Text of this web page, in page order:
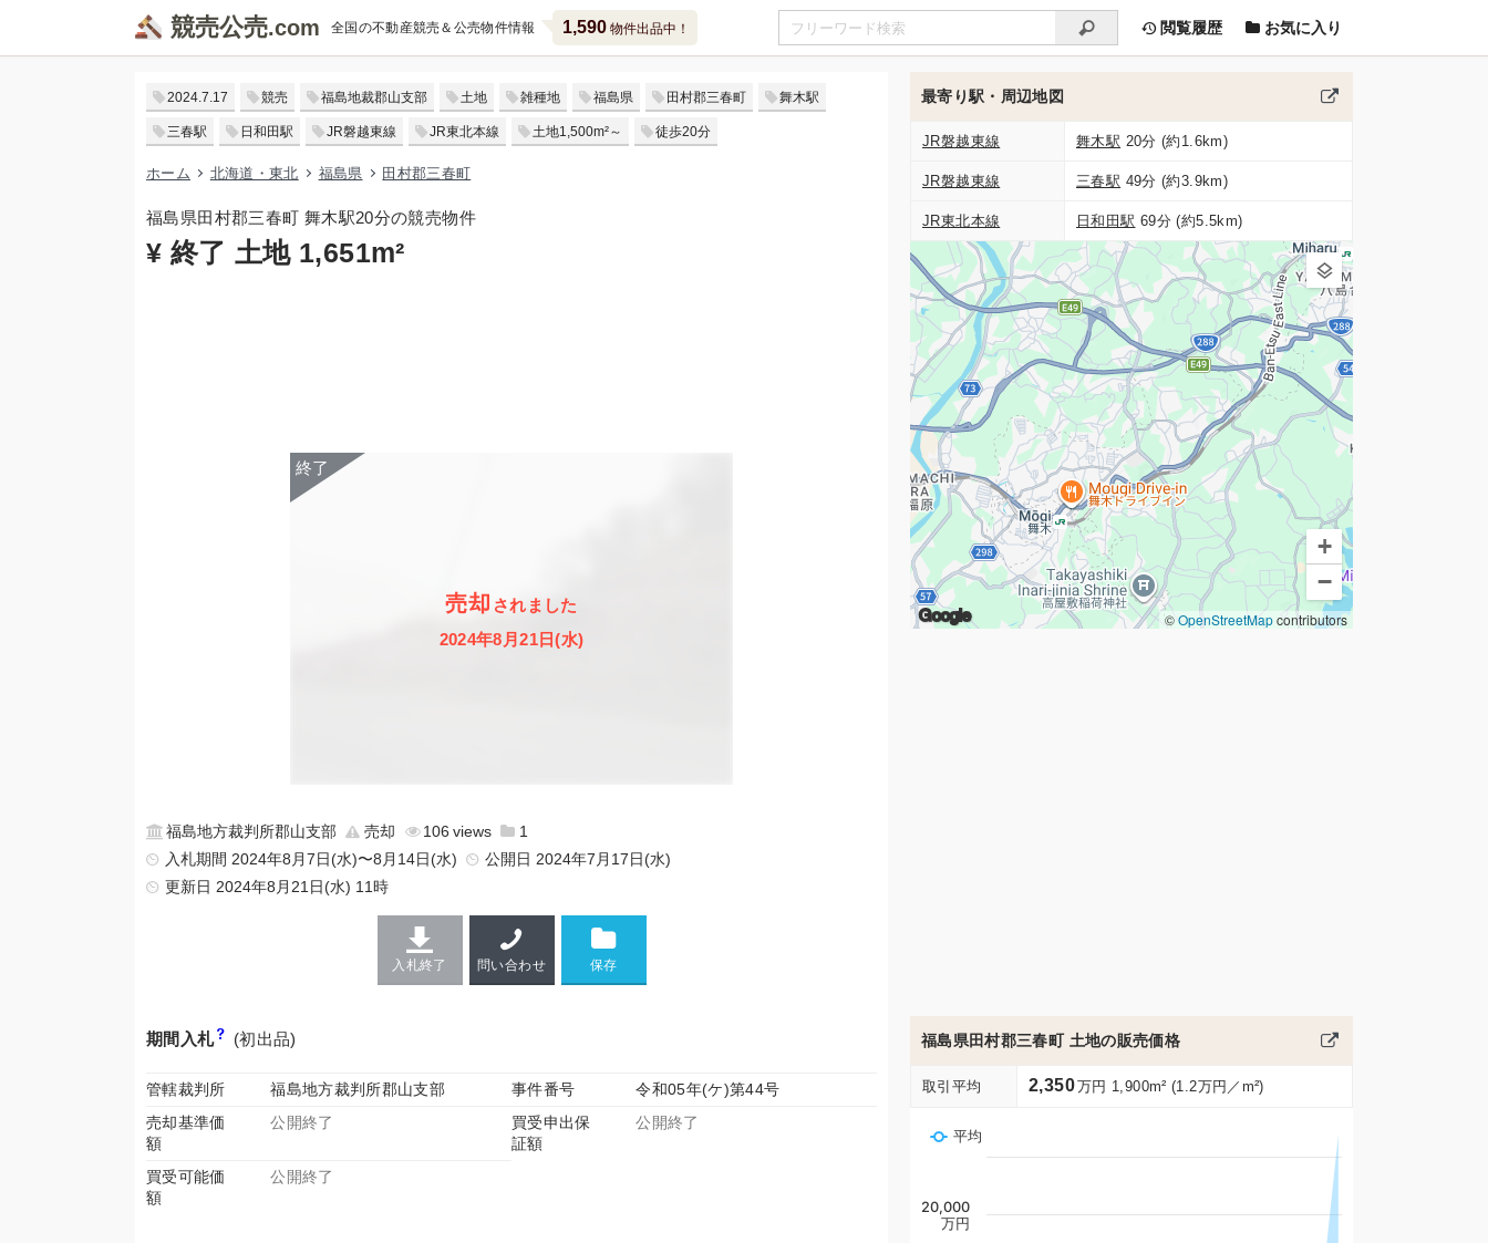
競売公売 全国の不動産競売＆公売物件情報 1,590物件出品中！ 閲覧履歴 お気に入り
2024.7.17 競売 福島地裁郡山支部 土地 雑種地 福島県 田村郡三春町 舞木駅
三春駅 日和田駅 JR磐越東線 JR東北本線 土地1,500m²～ 徒歩20分
ホーム 北海道・東北 福島県 田村郡三春町
福島県田村郡三春町 舞木駅20分の競売物件
¥ 終了 土地 1,651m²
売却 されました
2024年8月21日(水)
福島地方裁判所郡山支部 売却 106
1
入札期間 2024年8月7日(水)〜8月14日(水)
公開日 2024年7月17日(水)
更新日 2024年8月21日(水) 11時
入札終了 問い合わせ
期間入札 (初出品)
管轄裁判所 福島地方裁判所郡山支部 事件番号
令和05年(ケ)第44号
売却基準価
額
公開終了
買受申出保
証額
公開終了
買受可能価
額
公開終了
最寄り駅・周辺地図
JR磐越東線 舞木駅 20分 (約1.6km)
JR磐越東線 三春駅 49分 (約3.9km)
JR東北本線 日和田駅 69分 (約5.5km)
Google
+
−
©OpenStreetMapcontributors
福島県田村郡三春町 土地の販売価格
取引平均 2,350万円 1,900m² (1.2万円／m²)
平均
20,000
万円